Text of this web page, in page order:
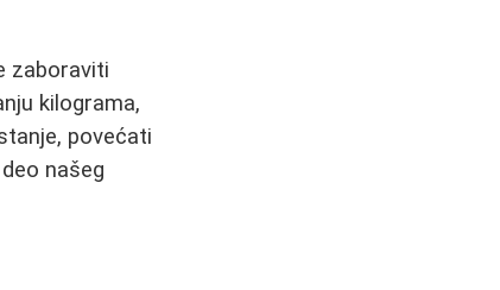
zaboraviti
kilograma,
povećati
našeg